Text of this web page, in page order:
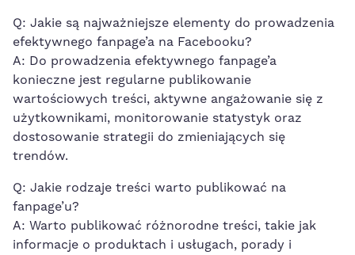
Q: Jakie są najważniejsze ‌elementy ⁤do ​prowadzenia⁣
efektywnego fanpage’a na Facebooku?
A: Do prowadzenia efektywnego fanpage’a
konieczne jest⁤ regularne ⁢publikowanie
wartościowych treści, aktywne angażowanie ​się z
użytkownikami, monitorowanie statystyk oraz
dostosowanie strategii‌ do zmieniających się
trendów.
Q: Jakie rodzaje treści warto publikować ⁣na
fanpage’u?
A: Warto publikować różnorodne treści, takie jak
informacje o produktach i usługach, ‍porady i